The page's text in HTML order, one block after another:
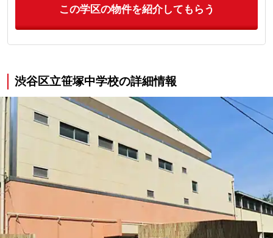
この学区の物件を紹介してもらう
渋谷区立笹塚中学校の詳細情報